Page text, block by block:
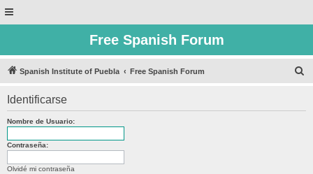
Free Spanish Forum
Spanish Institute of Puebla Free Spanish Forum
Identificarse
Nombre de Usuario:
Contraseña:
Olvidé mi contraseña